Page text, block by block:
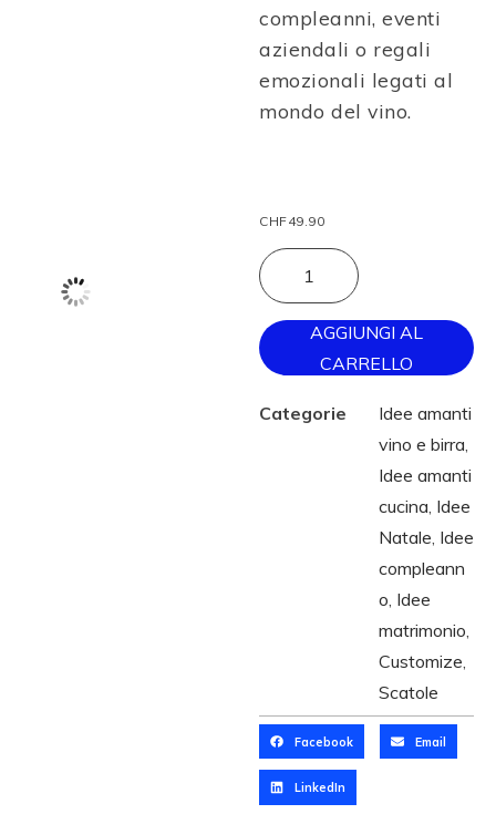
compleanni, eventi
aziendali o regali
emozionali legati al
mondo del vino.
CHF49.90
AGGIUNGI AL
CARRELLO
Categorie
Idee amanti
vino e birra
Idee amanti
cucina Idee
Natale Idee
compleann
o Idee
matrimonio
Customize
Scatole
Facebook Email
LinkedIn